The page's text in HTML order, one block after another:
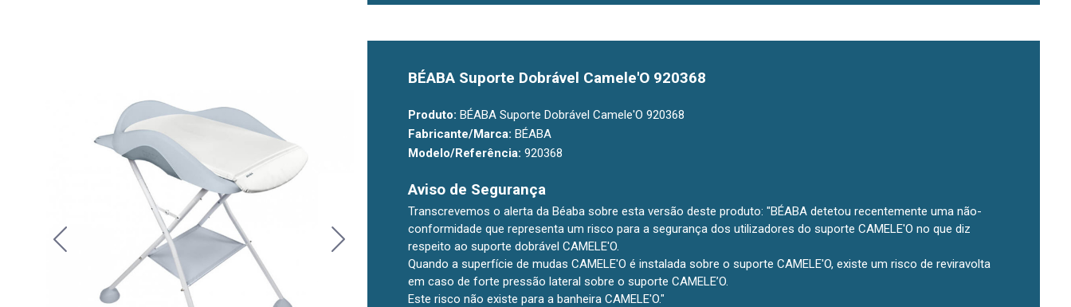
BÉABA Suporte Dobrável Camele'O 920368
Produto: BÉABA Suporte Dobrável Camele'O 920368
Fabricante/Marca: BÉABA
Modelo/Referência: 920368
Aviso de Segurança
Transcrevemos o alerta da Béaba sobre esta versão deste produto: "BÉABA detetou recentemente uma não-
conformidade que representa um risco para a segurança dos utilizadores do suporte CAMELE'O no que diz
respeito ao suporte dobrável CAMELE'O.
Quando a superfície de mudas CAMELE'O é instalada sobre o suporte CAMELE'O, existe um risco de reviravolta
em caso de forte pressão lateral sobre o suporte CAMELE’O.
Este risco não existe para a banheira CAMELE'O."